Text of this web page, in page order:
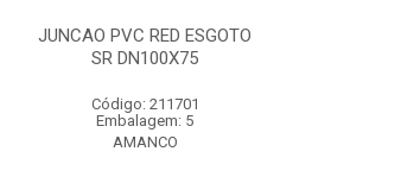
JUNCAO PVC RED ESGOTO
SR DN100X75
Código: 211701
Embalagem: 5
AMANCO